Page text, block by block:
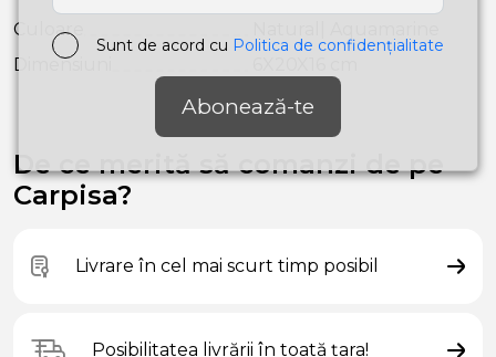
Culoare
Dimensiuni
De ce merită să comanzi de pe
Carpisa?
Livrare în cel mai scurt timp posibil
Posibilitatea livrării în toată țara!
Sunt de acord cu Politica de confidențialitate
Abonează-te